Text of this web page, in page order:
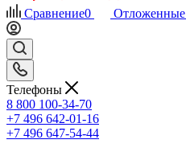
Сравнение0 Отложенные
Телефоны
8 800 100-34-70
+7 496 642-01-16
+7 496 647-54-44